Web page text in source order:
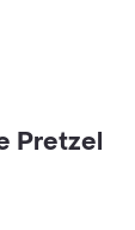
Pretzel